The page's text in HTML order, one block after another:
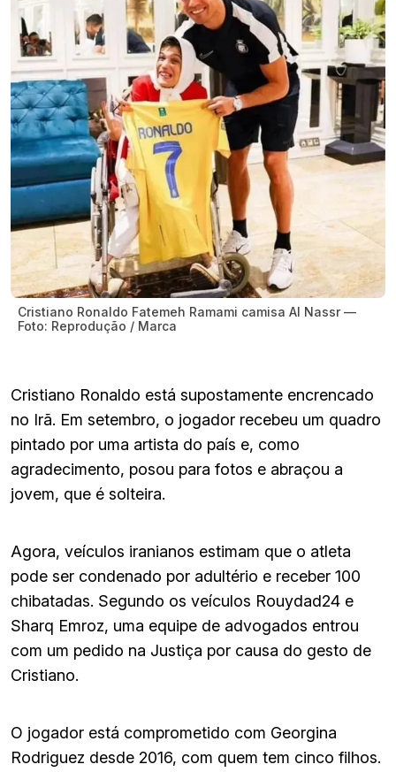
Cristiano Ronaldo Fatemeh Ramami camisa Al Nassr —
Foto: Reprodução / Marca
Cristiano Ronaldo está supostamente encrencado
no Irã. Em setembro, o jogador recebeu um quadro
pintado por uma artista do país e, como
agradecimento, posou para fotos e abraçou a
jovem, que é solteira.
Agora, veículos iranianos estimam que o atleta
pode ser condenado por adultério e receber 100
chibatadas. Segundo os veículos Rouydad24 e
Sharq Emroz, uma equipe de advogados entrou
com um pedido na Justiça por causa do gesto de
Cristiano.
O jogador está comprometido com Georgina
Rodriguez desde 2016, com quem tem cinco filhos.